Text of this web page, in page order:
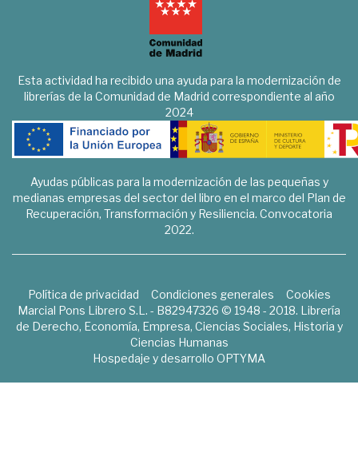
Esta actividad ha recibido una ayuda para la modernización de
librerías de la Comunidad de Madrid correspondiente al año
2024
Ayudas públicas para la modernización de las pequeñas y
medianas empresas del sector del libro en el marco del Plan de
Recuperación, Transformación y Resiliencia. Convocatoria
2022.
Política de privacidad Condiciones generales
Cookies
Marcial Pons Librero S.L. - B82947326 © 1948 - 2018. Librería
de Derecho, Economía, Empresa, Ciencias Sociales, Historia y
Ciencias Humanas
Hospedaje y desarrollo OPTYMA